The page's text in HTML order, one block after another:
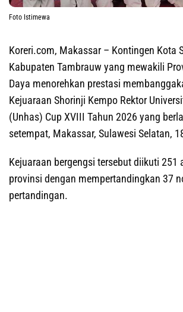
Foto Istimewa
Koreri.com, Makassar – Kontingen Kota
Kabupaten Tambrauw yang mewakili
Daya menorehkan prestasi
Kejuaraan Shorinji Kempo Rektor
(Unhas) Cup XVIII Tahun 2026 yang
setempat, Makassar, Sulawesi Selatan,
Kejuaraan bergengsi tersebut diikuti 251
provinsi dengan mempertandingkan 37
pertandingan.